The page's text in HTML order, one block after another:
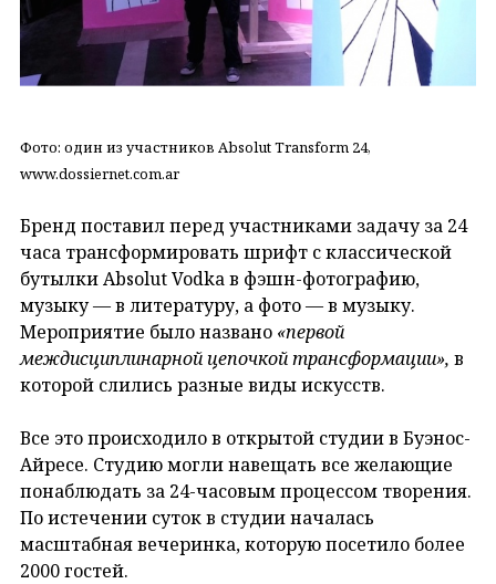
Фото: один из участников Absolut Transform 24,
www.dossiernet.com.ar
Бренд поставил перед участниками задачу за 24
часа трансформировать шрифт с классической
бутылки Absolut Vodka в фэшн-фотографию,
музыку — в литературу, а фото — в музыку.
Мероприятие было названо «первой
междисциплинарной цепочкой трансформации», в
которой слились разные виды искусств.
Все это происходило в открытой студии в Буэнос-
Айресе. Студию могли навещать все желающие
понаблюдать за 24-часовым процессом творения.
По истечении суток в студии началась
масштабная вечеринка, которую посетило более
2000 гостей.